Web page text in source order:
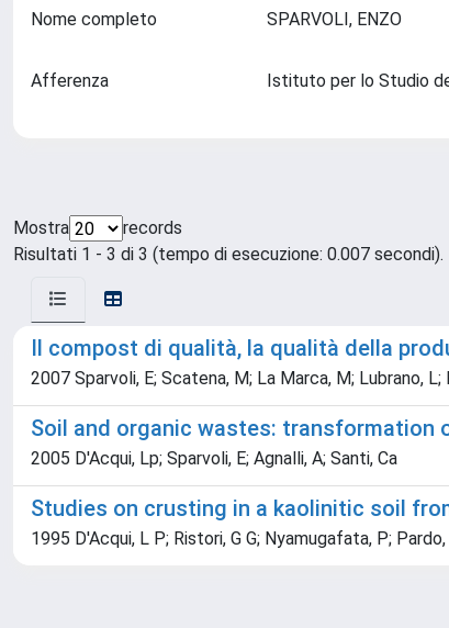
Nome completo SPARVOLI, ENZO
Afferenza Istituto per lo Studio
Mostra
records
Risultati 1 - 3 di 3 (tempo di esecuzione: 0.007 secondi).
Il compost di qualità, la qualità della
2007 Sparvoli, E; Scatena, M; La Marca, M; Lubrano, L;
Soil and organic wastes: transformation
2005 D'Acqui, Lp; Sparvoli, E; Agnalli, A; Santi, Ca
Studies on crusting in a kaolinitic soil
1995 D'Acqui, L P; Ristori, G G; Nyamugafata, P;